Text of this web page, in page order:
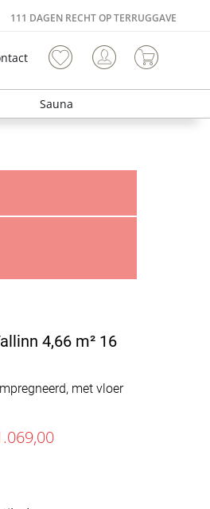
111 DAGEN RECHT OP TERRUGGAVE
Sauna
4,66 m² 16
met vloer